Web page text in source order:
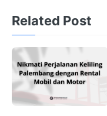
o
o
k
r
A
p
p
r
e
t
Related Post